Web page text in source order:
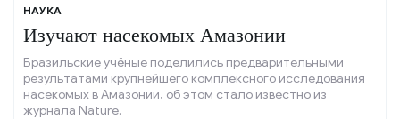
НАУКА
Изучают насекомых Амазонии
Бразильские учёные поделились предварительными
результатами крупнейшего комплексного исследования
насекомых в Амазонии, об этом стало известно из
журнала Nature.